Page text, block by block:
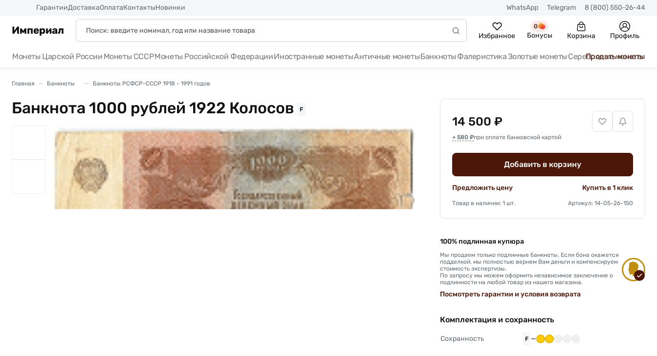
ГарантииДоставкаОплатаКонтактыНовинки WhatsApp Telegram 8 (800) 550-26-44
Империал Избранное
0
Бонусы Корзина Профиль
Монеты Царской России Монеты СССРМонеты Российской ФедерацииИностранные монетыАнтичные монетыБанкноты ФалеристикаЗолотые монеты Серебряные монеты
Продать монеты
Главная Банкноты Банкноты РСФСР-СССР 1918 - 1991 годов
Банкнота 1000 рублей 1922 Колосов F
14 500 ₽
+ 580 ₽при оплате банковской картой
Добавить в корзину
Предложить цену Купить в 1 клик
Товар в наличии: 1 шт. Артикул: 14-05-26-150
100% подлинная купюра
Мы продаем только подлинные банкноты. Если бона окажется
подделкой, мы полностью вернем Вам деньги и компенсируем
стоимость экспертизы.
По запросу мы можем оформить независимое заключение о
подлинности на любой товар из нашего магазина.
Посмотреть гарантии и условия возврата
Комплектация и сохранность
Сохранность F —